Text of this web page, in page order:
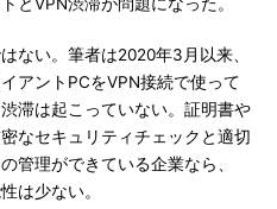
ない。筆者は2020年3月以来、
アントPCをVPN接続で使って
滞は起こっていない。証明書や
なセキュリティチェックと適切
管理ができている企業なら、
は少ない。